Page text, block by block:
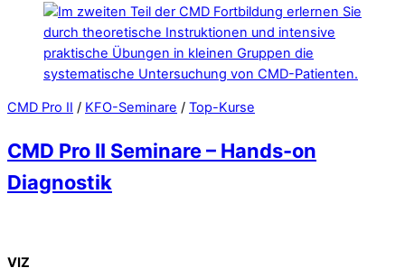
CMD Pro II / KFO-Seminare / Top-Kurse
CMD Pro II Seminare – Hands-on
Diagnostik
VIZ